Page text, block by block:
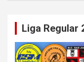
Liga Regular